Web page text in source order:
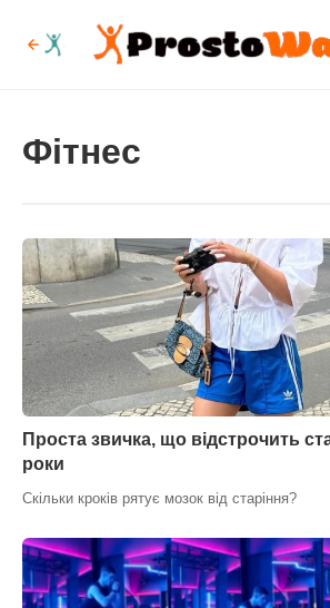
Фітнес
Проста звичка, що відстрочить
роки
Скільки кроків рятує мозок від старіння?